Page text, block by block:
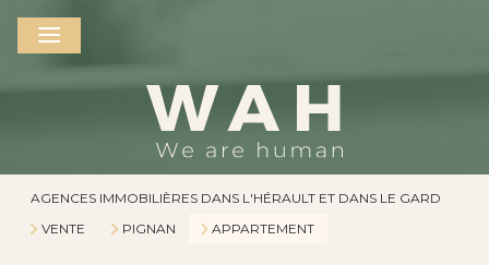
AGENCES IMMOBILIÈRES DANS L'HÉRAULT ET DANS LE GARD
VENTE
PIGNAN APPARTEMENT